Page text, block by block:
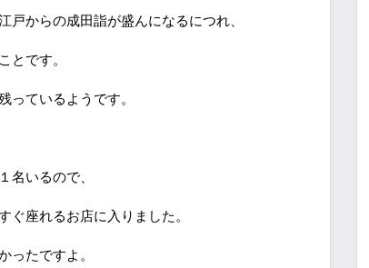
戸からの成田詣が盛んになるにつれ、
とです。
っているようです。
名いるので、
ぐ座れるお店に入りました。
ったですよ。